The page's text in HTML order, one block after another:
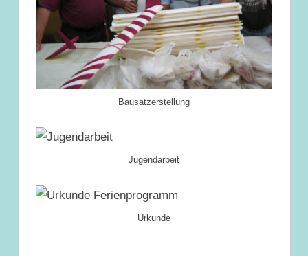
Bausatzerstellung
Jugendarbeit
Urkunde